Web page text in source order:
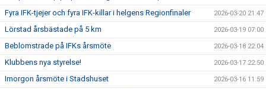
Fyra IFK-tjejer och fyra IFK-killar i helgens Regionfinaler 2026-03-20 21:47
Lörstad årsbästade på 5 km 2026-03-19 07:00
Beblomstrade på IFKs årsmöte 2026-03-18 22:04
Klubbens nya styrelse! 2026-03-17 22:50
Imorgon årsmöte i Stadshuset 2026-03-16 11:59